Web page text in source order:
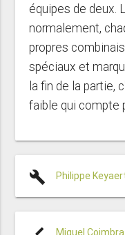
équipes de deux.
normalement,
propres
spéciaux et
la fin de la partie,
faible qui compte
build Philippe
Miguel Coimbra